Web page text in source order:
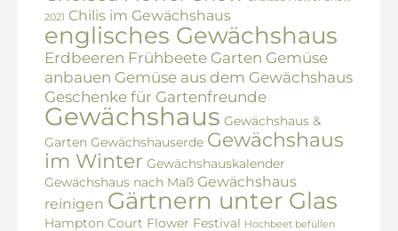
2021 Chilis im Gewächshaus
englisches Gewächshaus
Erdbeeren Frühbeete Garten Gemüse
anbauen Gemüse aus dem Gewächshaus
Geschenke für Gartenfreunde
Gewächshaus Gewächshaus &
Garten Gewächshauserde Gewächshaus
im Winter Gewächshauskalender
Gewächshaus nach Maß Gewächshaus
reinigen Gärtnern unter Glas
Hampton Court Flower Festival Hochbeet befüllen